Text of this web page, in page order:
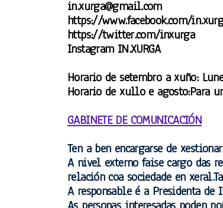
in.xurga@gmail.com
https://www.facebook.com/
https://twitter.com/inxurga
Instagram IN.XURGA
Horario de setembro a xuño:
Horario de xullo e agosto:Para
GABINETE DE COMUNICACIÓN
Ten a ben encargarse de
A nivel externo faise cargo das
relación coa sociedade en
A responsable é a Presidenta de
NÚMEROS PUBLICADOS
Nº 1 HARMONÍAS
Nº 2 HARMONÍAS
Nº 4 HARMONÍAS
Nº 5 HARMONÍAS
Nº 6 HARMONÍAS